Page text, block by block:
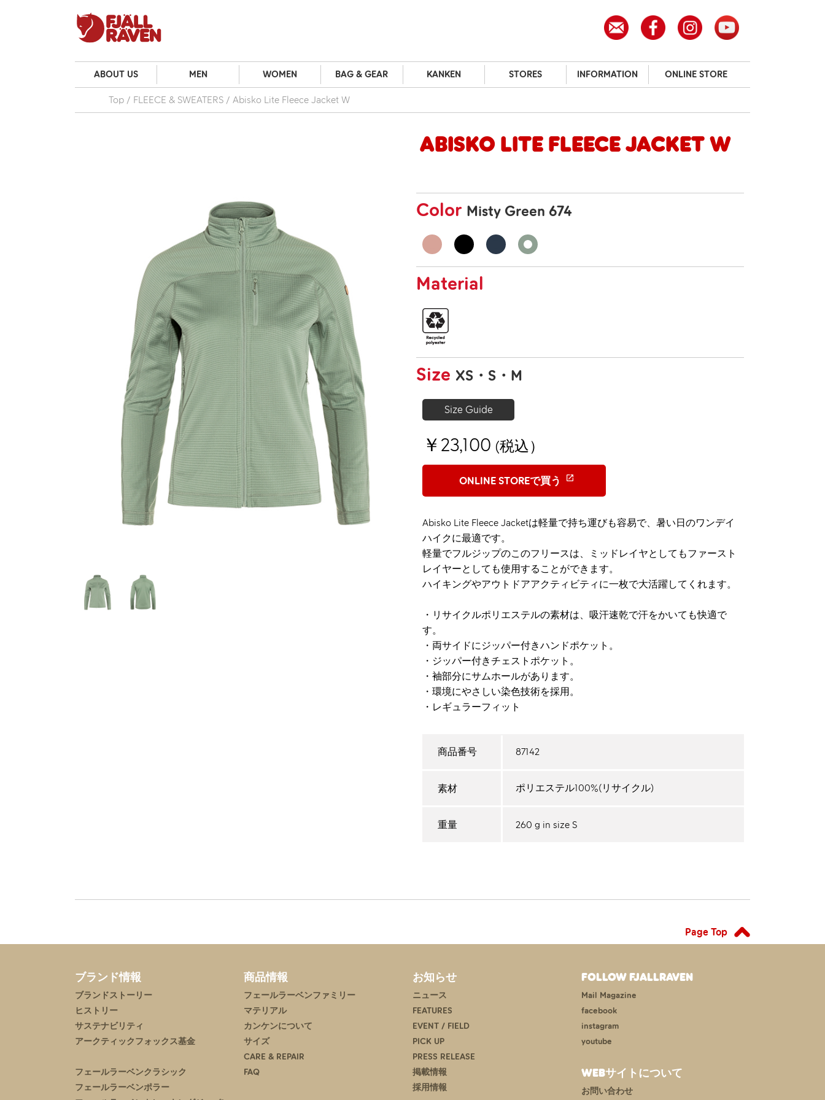
ABOUT US MEN WOMEN BAG & GEAR KANKEN STORES INFORMATION ONLINE STORE
Top FLEECE & SWEATERS Abisko Lite Fleece Jacket W
Abisko Lite Fleece Jacket W
Color Misty Green 674
Material
Size XS S M
Size Guide
￥23,100 (税込）
ONLINE STOREで買う
Abisko Lite Fleece Jacketは軽量で持ち運びも容易で、暑い日のワンデイ
ハイクに最適です。
軽量でフルジップのこのフリースは、ミッドレイヤとしてもファースト
レイヤーとしても使用することができます。
ハイキングやアウトドアアクティビティに一枚で大活躍してくれます。
・リサイクルポリエステルの素材は、吸汗速乾で汗をかいても快適で
す。
・両サイドにジッパー付きハンドポケット。
・ジッパー付きチェストポケット。
・袖部分にサムホールがあります。
・環境にやさしい染色技術を採用。
・レギュラーフィット
商品番号 87142
素材 ポリエステル100%(リサイクル)
重量 260 g in size S
Page Top
ブランド情報
ブランドストーリー
ヒストリー
サステナビリティ
アークティックフォックス基金
フェールラーベンクラシック
フェールラーベンポラー
商品情報
フェールラーベンファミリー
マテリアル
カンケンについて
サイズ
CARE & REPAIR
FAQ
お知らせ
ニュース
FEATURES
EVENT / FIELD
PICK UP
PRESS RELEASE
掲載情報
採用情報
FOLLOW FJALLRAVEN
Mail Magazine
facebook
instagram
youtube
WEBサイトについて
お問い合わせ